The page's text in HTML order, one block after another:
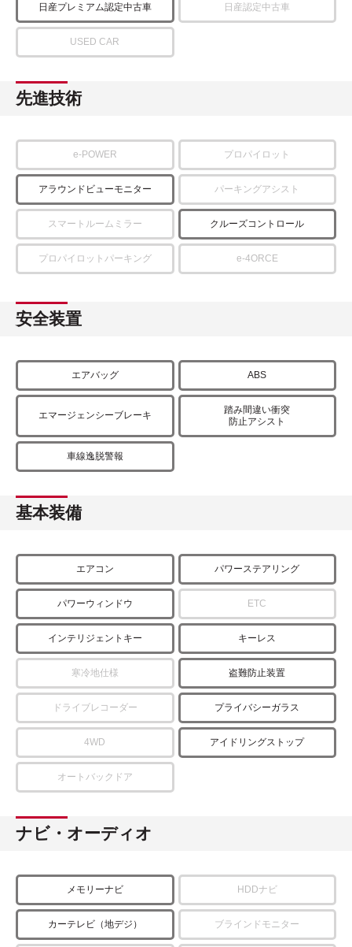
日産プレミアム認定中古車 日産認定中古車
USED CAR
先進技術
e-POWER プロパイロット
アラウンドビューモニター パーキングアシスト
スマートルームミラー クルーズコントロール
プロパイロットパーキング e-4ORCE
安全装置
エアバッグ ABS
エマージェンシーブレーキ
踏み間違い衝突
防止アシスト
車線逸脱警報
基本装備
エアコン パワーステアリング
パワーウィンドウ ETC
インテリジェントキー キーレス
寒冷地仕様 盗難防止装置
ドライブレコーダー プライバシーガラス
4WD アイドリングストップ
オートバックドア
ナビ・オーディオ
メモリーナビ HDDナビ
カーテレビ（地デジ） ブラインドモニター